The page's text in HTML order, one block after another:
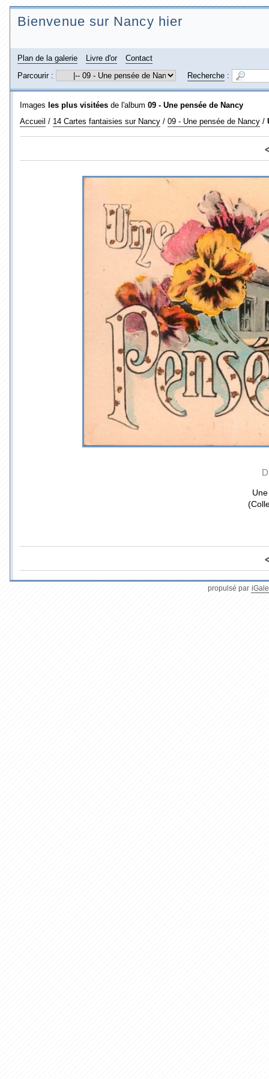
Bienvenue sur Nancy hier
Plan de la galerie Livre d'or
Contact
Parcourir :
Recherche :
Images les plus visitées de l'album 09 - Une pensée de Nancy
Accueil / 14 Cartes fantaisies sur Nancy / 09 - Une pensée de Nancy /
propulsé par